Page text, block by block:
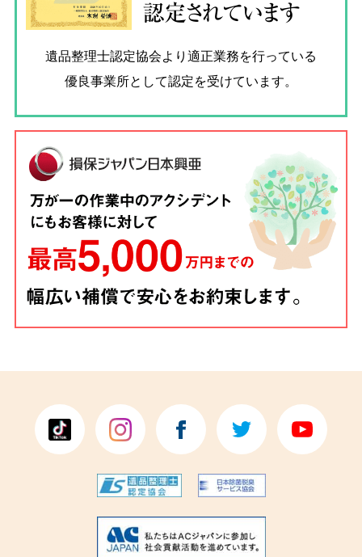
認定されています
遺品整理士認定協会より適正業務を行っている
優良事業所として認定を受けています。